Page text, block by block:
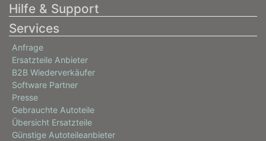
Hilfe & Support
Services
Anfrage
Ersatzteile Anbieter
B2B Wiederverkäufer
Software Partner
Presse
Gebrauchte Autoteile
Übersicht Ersatzteile
Günstige Autoteileanbieter